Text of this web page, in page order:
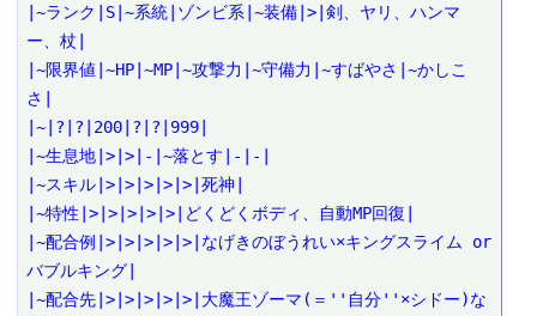
|~ランク|S|~系統|ゾンビ系|~装備|>|剣、ヤリ、ハンマ
ー、杖|
|~限界値|~HP|~MP|~攻撃力|~守備力|~すばやさ|~かしこ
さ|
|~|?|?|200|?|?|999|
|~生息地|>|>|-|~落とす|-|-|
|~スキル|>|>|>|>|>|死神|
|~特性|>|>|>|>|>|どくどくボディ、自動MP回復|
|~配合例|>|>|>|>|>|なげきのぼうれい×キングスライム or
バブルキング|
|~配合先|>|>|>|>|>|大魔王ゾーマ(＝''自分''×シドー)な